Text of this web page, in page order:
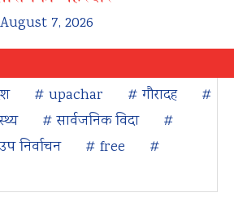
7, 2026
# upachar # गौरादह
#
# सार्वजनिक विदा
#
निर्वाचन # free
#